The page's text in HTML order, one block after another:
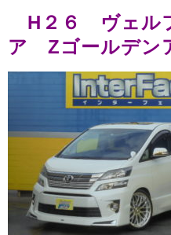
H２６ ヴェル
ア Zゴールデン